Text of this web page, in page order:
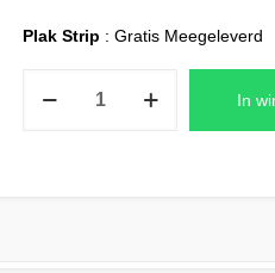
Plak Strip : Gratis Meegeleverd
In